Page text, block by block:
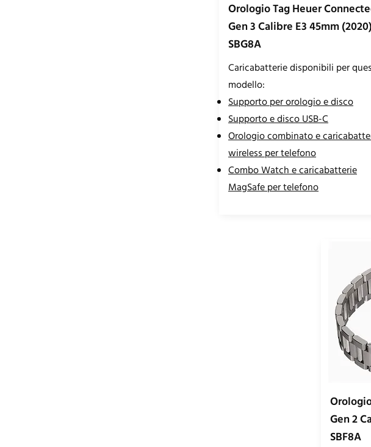
Orologio Tag Heuer
Gen 3 Calibre E3 45mm
SBG8A
Caricabatterie disponibili per
modello:
Supporto per orologio e disco
Supporto e disco USB-C
Orologio combinato e
wireless per telefono
Combo Watch e caricabatterie
MagSafe per telefono
Gen 2
SBF8A